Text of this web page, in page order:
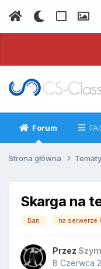
Forum
Strona główna
Skarga na
Ban na serwerze
Przez
8 Czerwca